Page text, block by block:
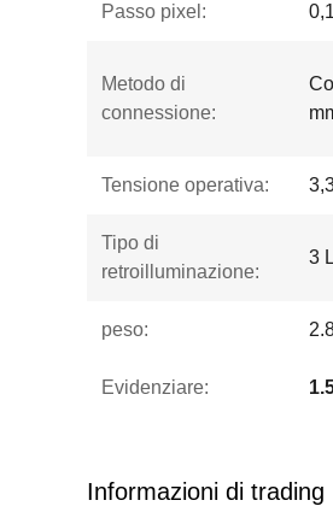
Passo pixel:
Metodo di
connessione:
Tensione operativa:
Tipo di
retroilluminazione:
3
peso:
Evidenziare:
Informazioni di trading